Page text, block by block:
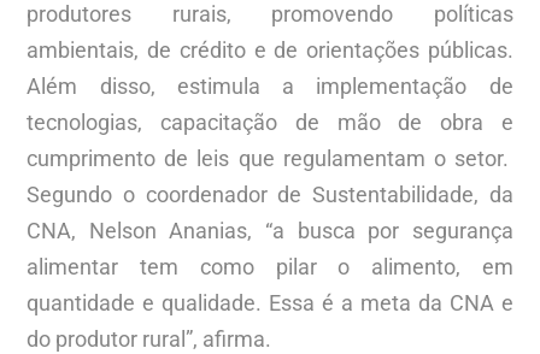
produtores rurais, promovendo políticas
ambientais, de crédito e de orientações públicas.
Além disso, estimula a implementação de
tecnologias, capacitação de mão de obra e
cumprimento de leis que regulamentam o setor.
Segundo o coordenador de Sustentabilidade, da
CNA, Nelson Ananias, “a busca por segurança
alimentar tem como pilar o alimento, em
quantidade e qualidade. Essa é a meta da CNA e
do produtor rural”, afirma.